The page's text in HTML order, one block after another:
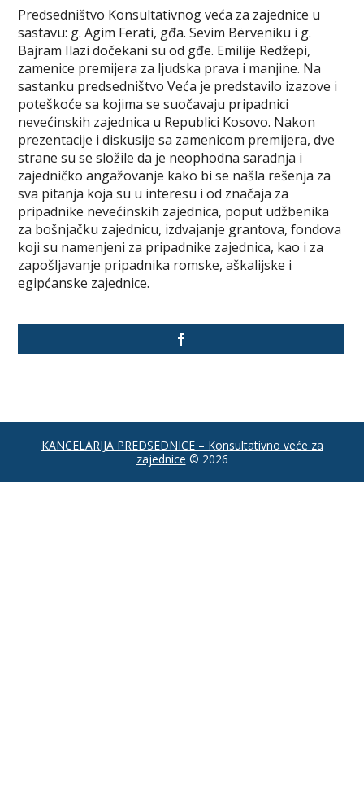
Predsedništvo Konsultativnog veća za zajednice u
sastavu: g. Agim Ferati, gđa. Sevim Bërveniku i g.
Bajram Ilazi dočekani su od gđe. Emilije Redžepi,
zamenice premijera za ljudska prava i manjine. Na
sastanku predsedništvo Veća je predstavilo izazove i
poteškoće sa kojima se suočavaju pripadnici
nevećinskih zajednica u Republici Kosovo. Nakon
prezentacije i diskusije sa zamenicom premijera, dve
strane su se složile da je neophodna saradnja i
zajedničko angažovanje kako bi se našla rešenja za
sva pitanja koja su u interesu i od značaja za
pripadnike nevećinskih zajednica, poput udžbenika
za bošnjačku zajednicu, izdvajanje grantova, fondova
koji su namenjeni za pripadnike zajednica, kao i za
zapošljavanje pripadnika romske, aškalijske i
egipćanske zajednice.
KANCELARIJA PREDSEDNICE – Konsultativno veće za
zajednice © 2026